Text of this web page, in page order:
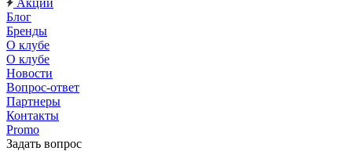
Акции
Блог
Бренды
О клубе
О клубе
Новости
Вопрос-ответ
Партнеры
Контакты
Promo
Задать вопрос